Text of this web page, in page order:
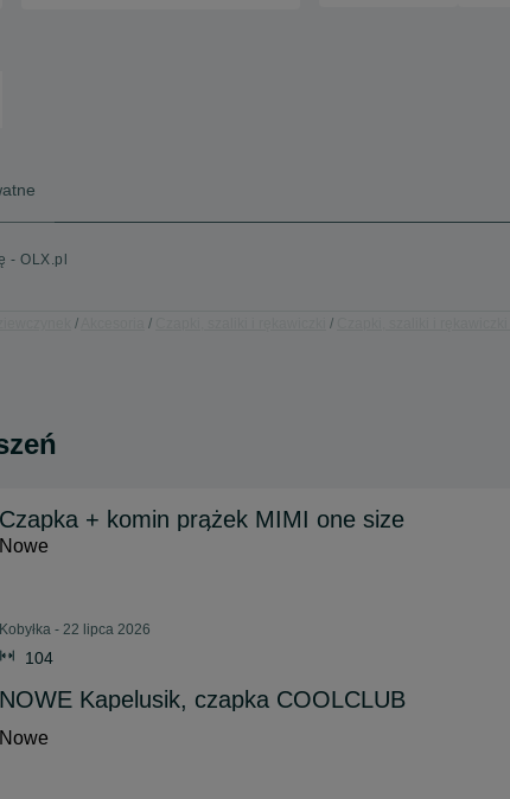
- OLX.pl
Czapka + komin prążek MIMI one size
Nowe
Kobyłka - 22 lipca 2026
104
NOWE Kapelusik, czapka COOLCLUB
Nowe